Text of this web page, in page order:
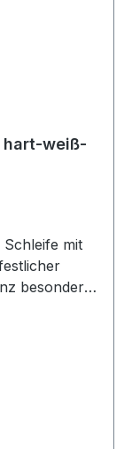
hart-weiß-
Schleife mit
besondern